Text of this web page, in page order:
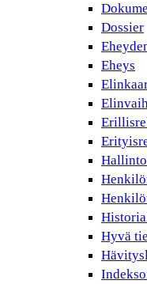
Dossier
Eheys
Hyvä